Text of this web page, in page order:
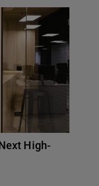
High-